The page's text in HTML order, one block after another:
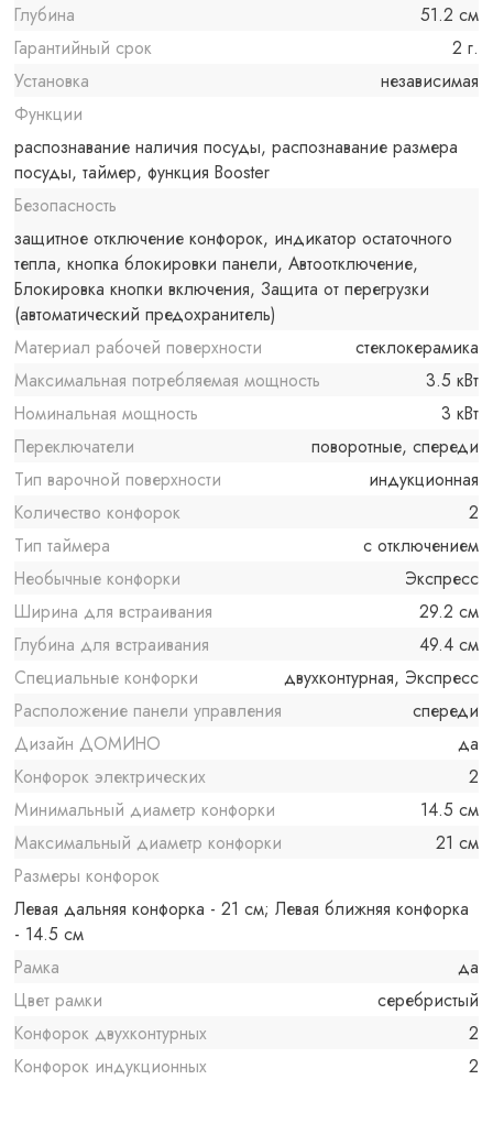
Глубина
51.2 см
Гарантийный срок
2 г.
Установка
независимая
Функции
распознавание наличия посуды, распознавание размера
посуды, таймер, функция Booster
Безопасность
защитное отключение конфорок, индикатор остаточного
тепла, кнопка блокировки панели, Автоотключение,
Блокировка кнопки включения, Защита от перегрузки
(автоматический предохранитель)
Материал рабочей поверхности
стеклокерамика
Максимальная потребляемая мощность
3.5 кВт
Номинальная мощность
3 кВт
Переключатели
поворотные, спереди
Тип варочной поверхности
индукционная
Количество конфорок
2
Тип таймера
с отключением
Необычные конфорки
Экспресс
Ширина для встраивания
29.2 см
Глубина для встраивания
49.4 см
Специальные конфорки
двухконтурная, Экспресс
Расположение панели управления
спереди
Дизайн ДОМИНО
да
Конфорок электрических
2
Минимальный диаметр конфорки
14.5 см
Максимальный диаметр конфорки
21 см
Размеры конфорок
Левая дальняя конфорка - 21 см; Левая ближняя конфорка
- 14.5 см
Рамка
да
Цвет рамки
серебристый
Конфорок двухконтурных
2
Конфорок индукционных
2